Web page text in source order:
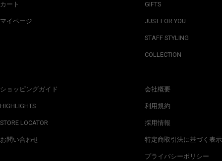
カート
マイページ
ショッピングガイド
HIGHLIGHTS
STORE LOCATOR
お問い合わせ
GIFTS
JUST FOR YOU
STAFF STYLING
COLLECTION
会社概要
利用規約
採用情報
特定商取引法に基づく表示
プライバシーポリシー